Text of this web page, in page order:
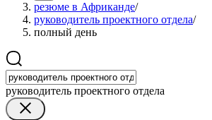
резюме в Африканде/
руководитель проектного отдела/
полный день
руководитель проектного отдела